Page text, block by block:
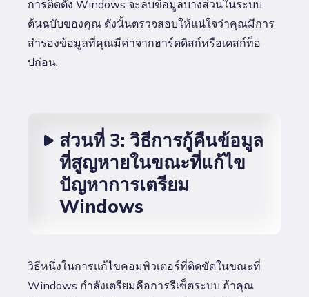
การติดตั้ง Windows จะลบข้อมูลบางส่วนในระบบ
ต้นฉบับของคุณ ดังนั้นตรวจสอบให้แน่ใจว่าคุณมีการ
สำรองข้อมูลที่คุณมีค่าจากฮาร์ดดิสก์หรือเดสก์ท็อ
ปก่อน.
ส่วนที่ 3: วิธีการกู้คืนข้อมูล
ที่สูญหายในขณะที่แก้ไข
ปัญหาการเตรียม
Windows
วิธีหนึ่งในการแก้ไขคอมพิวเตอร์ที่ติดขัดในขณะที่
Windows กำลังเตรียมคือการรีเซ็ตระบบ ถ้าคุณ